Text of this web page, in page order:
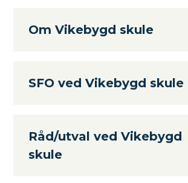
Om Vikebygd skule
SFO ved Vikebygd skule
Råd/utval ved Vikebygd
skule